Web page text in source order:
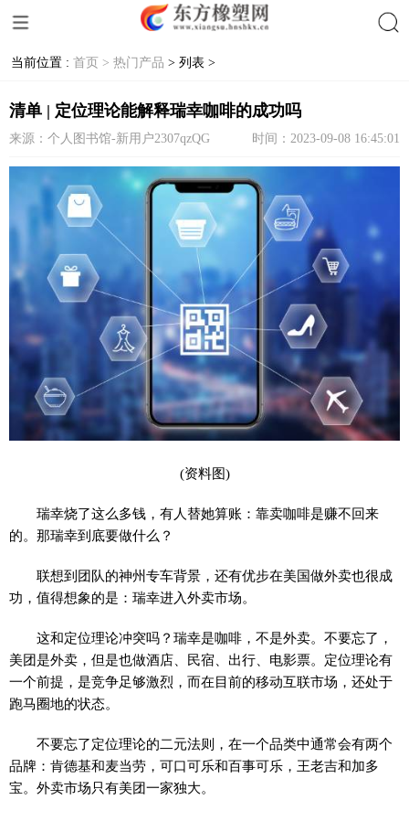
当前位置 : 首页 > 热门产品 > 列表 >
清单 | 定位理论能解释瑞幸咖啡的成功吗
来源：个人图书馆-新用户2307qzQG 时间：2023-09-08 16:45:01
(资料图)
瑞幸烧了这么多钱，有人替她算账：靠卖咖啡是赚不回来
的。那瑞幸到底要做什么？
联想到团队的神州专车背景，还有优步在美国做外卖也很成
功，值得想象的是：瑞幸进入外卖市场。
这和定位理论冲突吗？瑞幸是咖啡，不是外卖。不要忘了，
美团是外卖，但是也做酒店、民宿、出行、电影票。定位理论有
一个前提，是竞争足够激烈，而在目前的移动互联市场，还处于
跑马圈地的状态。
不要忘了定位理论的二元法则，在一个品类中通常会有两个
品牌：肯德基和麦当劳，可口可乐和百事可乐，王老吉和加多
宝。外卖市场只有美团一家独大。